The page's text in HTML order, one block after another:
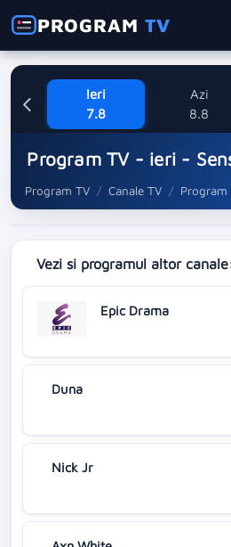
PROGRAMTV
Ieri
7.8
Azi
8.8
Program TV - ieri -
Program TV Canale TV Program
Vezi si programul altor
Epic Drama
Duna
Nick Jr